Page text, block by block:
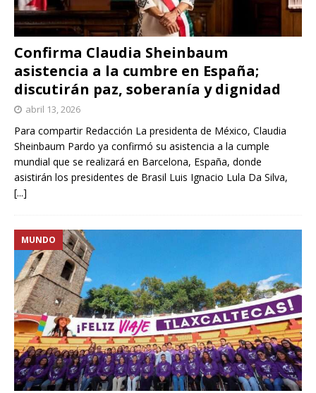
Confirma Claudia Sheinbaum
asistencia a la cumbre en España;
discutirán paz, soberanía y dignidad
abril 13, 2026
Para compartir Redacción La presidenta de México, Claudia
Sheinbaum Pardo ya confirmó su asistencia a la cumple
mundial que se realizará en Barcelona, España, donde
asistirán los presidentes de Brasil Luis Ignacio Lula Da Silva,
[...]
MUNDO